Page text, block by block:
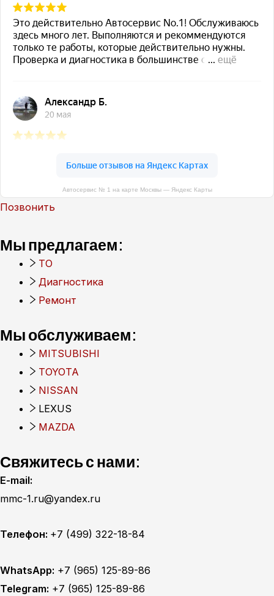
Автосервис № 1 на карте Москвы — Яндекс Карты
Позвонить
Мы предлагаем:
ТО
Диагностика
Ремонт
Мы обслуживаем:
MITSUBISHI
TOYOTA
NISSAN
LEXUS
MAZDA
Свяжитесь с нами:
E-mail:
mmc-1.ru@yandex.ru
Телефон: +7 (499) 322-18-84
WhatsApp: +7 (965) 125-89-86
Telegram: +7 (965) 125-89-86